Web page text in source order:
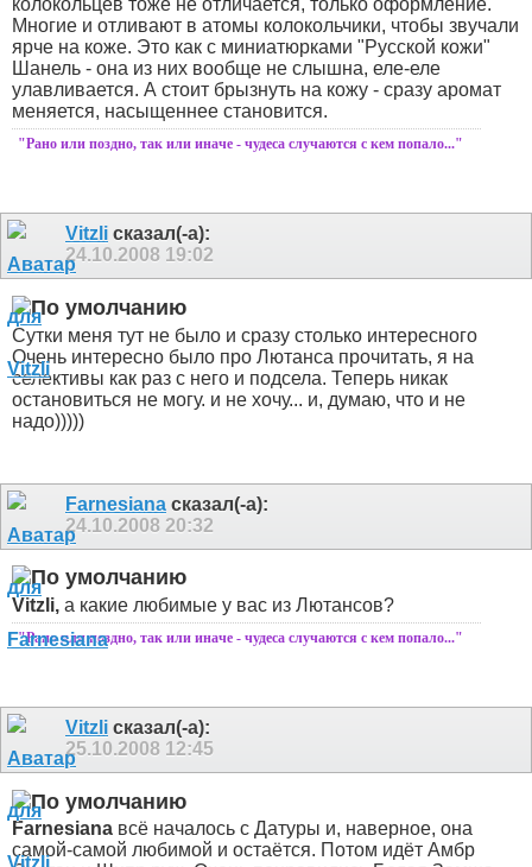
колокольцев тоже не отличается, только оформление.
Многие и отливают в атомы колокольчики, чтобы звучали
ярче на коже. Это как с миниатюрками "Русской кожи"
Шанель - она из них вообще не слышна, еле-еле
улавливается. А стоит брызнуть на кожу - сразу аромат
меняется, насыщеннее становится.
"Рано или поздно, так или иначе - чудеса случаются с кем попало..."
Vitzli сказал(-а):
24.10.2008 19:02
Сутки меня тут не было и сразу столько интересного
Очень интересно было про Лютанса прочитать, я на
селективы как раз с него и подсела. Теперь никак
остановиться не могу. и не хочу... и, думаю, что и не
надо)))))
Farnesiana сказал(-а):
24.10.2008 20:32
Vitzli, а какие любимые у вас из Лютансов?
"Рано или поздно, так или иначе - чудеса случаются с кем попало..."
Vitzli сказал(-а):
25.10.2008 12:45
Farnesiana всё началось с Датуры и, наверное, она
самой-самой любимой и остаётся. Потом идёт Амбр